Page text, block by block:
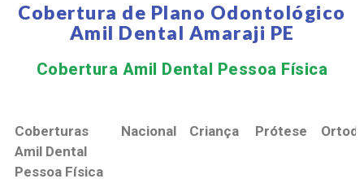
Cobertura de Plano Odontológico
Amil Dental Amaraji PE
Cobertura Amil Dental Pessoa Física​
Coberturas
Amil Dental
Pessoa Física
Nacional Criança Prótese